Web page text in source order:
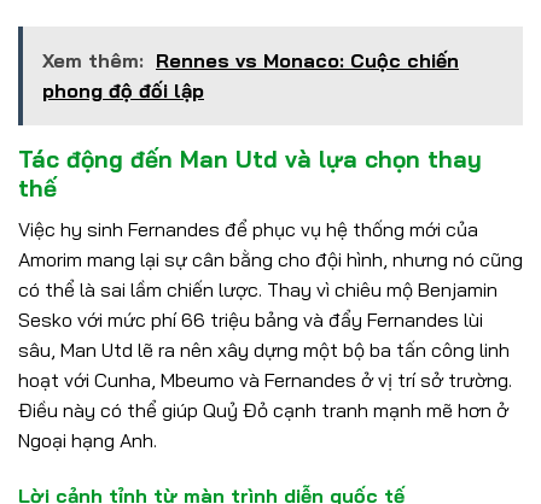
Xem thêm: Rennes vs Monaco: Cuộc chiến
phong độ đối lập
Tác động đến Man Utd và lựa chọn thay
thế
Việc hy sinh Fernandes để phục vụ hệ thống mới của
Amorim mang lại sự cân bằng cho đội hình, nhưng nó cũng
có thể là sai lầm chiến lược. Thay vì chiêu mộ Benjamin
Sesko với mức phí 66 triệu bảng và đẩy Fernandes lùi
sâu, Man Utd lẽ ra nên xây dựng một bộ ba tấn công linh
hoạt với Cunha, Mbeumo và Fernandes ở vị trí sở trường.
Điều này có thể giúp Quỷ Đỏ cạnh tranh mạnh mẽ hơn ở
Ngoại hạng Anh.
Lời cảnh tỉnh từ màn trình diễn quốc tế